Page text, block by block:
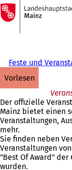
Inhalt anspringen
Zur
Startseite
Feste und
vorlesen
Der offizielle
Mainz bietet einen
Veranstaltungen,
mehr.
Sie finden neben
Veranstaltungen
"Best Of Award"
wurden.